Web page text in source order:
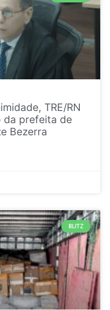
TRE/RN
da prefeita de
Bezerra
BLITZ